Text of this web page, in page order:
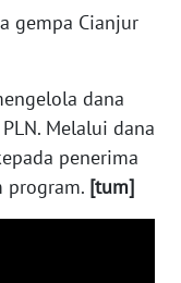
gempa Cianjur
dana
Melalui dana
penerima
program. [tum]